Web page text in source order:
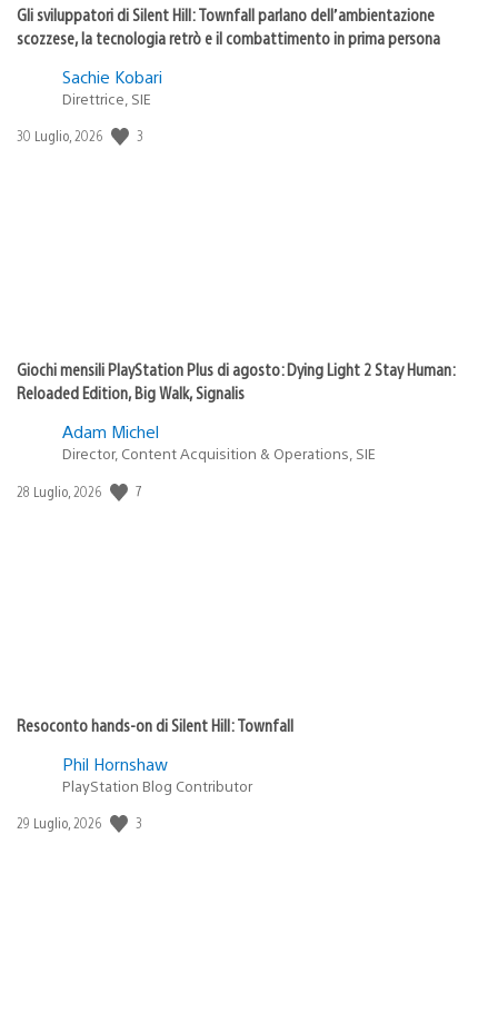
Gli sviluppatori di Silent Hill: Townfall parlano dell’ambientazione
scozzese, la tecnologia retrò e il combattimento in prima persona
Sachie Kobari
Direttrice, SIE
Data
30 Luglio, 2026 3
Giochi mensili PlayStation Plus di agosto: Dying Light 2 Stay Human:
Reloaded Edition, Big Walk, Signalis
Adam Michel
Director, Content Acquisition & Operations, SIE
Data
28 Luglio, 2026 7
Resoconto hands-on di Silent Hill: Townfall
Phil Hornshaw
PlayStation Blog Contributor
Data
29 Luglio, 2026 3